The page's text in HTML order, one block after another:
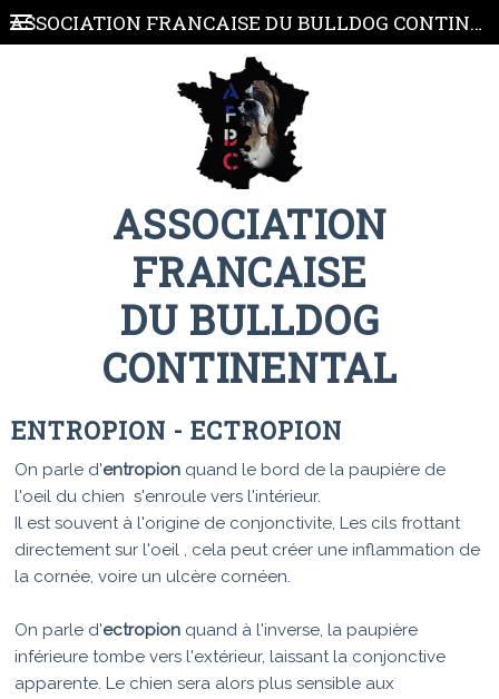
ASSOCIATION FRANCAISE DU BULLDOG CONTINENTAL
ASSOCIATION
FRANCAISE
DU BULLDOG
CONTINENTAL
ENTROPION - ECTROPION
On parle d'entropion quand le bord de la paupière de
l'oeil du chien s'enroule vers l'intérieur.
Il est souvent à l'origine de conjonctivite, Les cils frottant
directement sur l'oeil , cela peut créer une inflammation de
la cornée, voire un ulcère cornéen.
On parle d'ectropion quand à l'inverse, la paupière
inférieure tombe vers l'extérieur, laissant la conjonctive
apparente. Le chien sera alors plus sensible aux